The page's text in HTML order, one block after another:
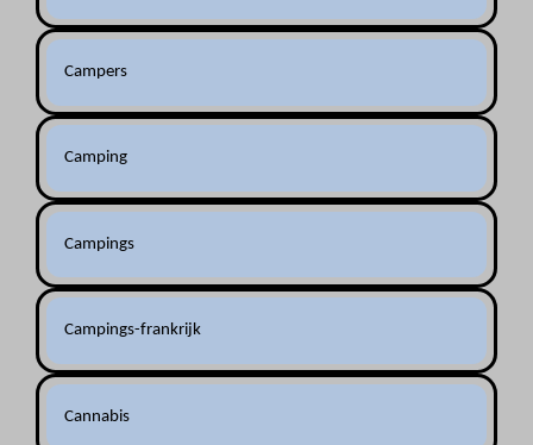
Campers
Camping
Campings
Campings-frankrijk
Cannabis